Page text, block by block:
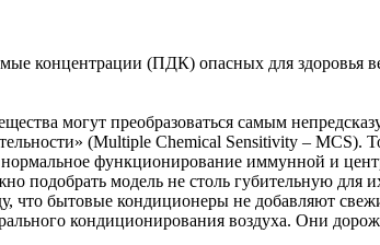
концентрации (ПДК) опасных для здоровья
могут преобразоваться самым
(Multiple Chemical Sensitivity – MCS).
нормальное функционирование иммунной и
подобрать модель не столь губительную для
бытовые кондиционеры не добавляют
кондиционирования воздуха. Они